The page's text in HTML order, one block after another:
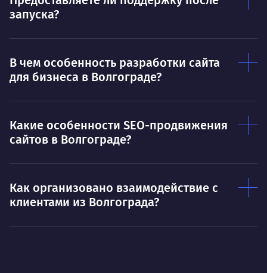
запуска?
В чем особенность разработки сайта
для бизнеса в Волгограде?
Какие особенности SEO-продвижения
сайтов в Волгограде?
Как организовано взаимодействие с
клиентами из Волгограда?